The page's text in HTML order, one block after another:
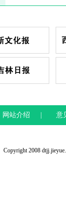
网站介绍 意
Copyright 2008